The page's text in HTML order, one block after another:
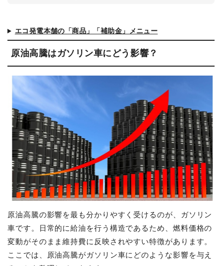
エコ発電本舗の「商品」「補助金」メニュー
原油高騰はガソリン車にどう影響？
原油高騰の影響を最も分かりやすく受けるのが、ガソリン
車です。日常的に給油を行う構造であるため、燃料価格の
変動がそのまま維持費に反映されやすい特徴があります。
ここでは、原油高騰がガソリン車にどのような影響を与え